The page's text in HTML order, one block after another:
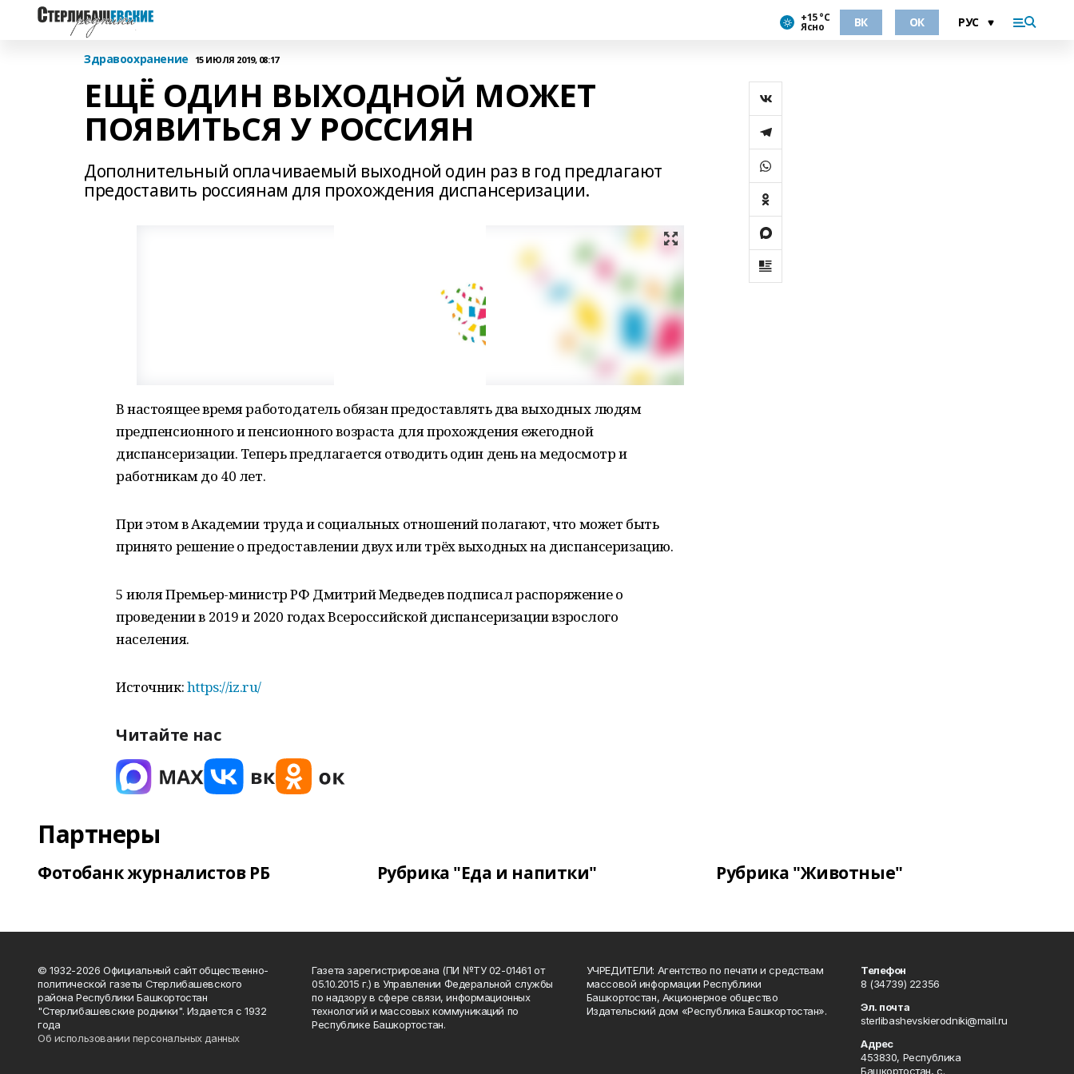
+15 °С
Ясно ВК ОК
Здравоохранение 15 ИЮЛЯ 2019, 08:17
ЕЩЁ ОДИН ВЫХОДНОЙ МОЖЕТ
ПОЯВИТЬСЯ У РОССИЯН
Дополнительный оплачиваемый выходной один раз в год предлагают
предоставить россиянам для прохождения диспансеризации.
В настоящее время работодатель обязан предоставлять два выходных людям
предпенсионного и пенсионного возраста для прохождения ежегодной
диспансеризации. Теперь предлагается отводить один день на медосмотр и
работникам до 40 лет.
При этом в Академии труда и социальных отношений полагают, что может быть
принято решение о предоставлении двух или трёх выходных на диспансеризацию.
5 июля Премьер-министр РФ Дмитрий Медведев подписал распоряжение о
проведении в 2019 и 2020 годах Всероссийской диспансеризации взрослого
населения.
Источник:https://iz.ru/
Читайте нас
Партнеры
Фотобанк журналистов РБ Рубрика "Еда и напитки" Рубрика "Животные"
© 1932-2026 Официальный сайт общественно-
политической газеты Стерлибашевского
района Республики Башкортостан
"Стерлибашевские родники". Издается с 1932
года
Об использовании персональных данных
Газета зарегистрирована (ПИ №ТУ 02-01461 от
05.10.2015 г.) в Управлении Федеральной службы
по надзору в сфере связи, информационных
технологий и массовых коммуникаций по
Республике Башкортостан.
УЧРЕДИТЕЛИ: Агентство по печати и средствам
массовой информации Республики
Башкортостан, Акционерное общество
Издательский дом «Республика Башкортостан».
Телефон
8 (34739) 22356
Эл. почта
sterlibashevskierodniki@mail.ru
Адрес
453830, Республика
Башкортостан, c.